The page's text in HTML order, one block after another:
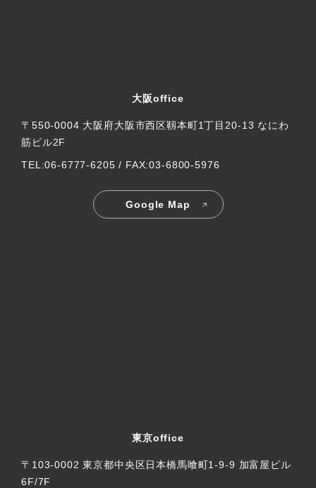
大阪office
〒550-0004 大阪府大阪市西区靱本町1丁目20-13 なにわ
筋ビル2F
TEL:06-6777-6205 / FAX:03-6800-5976
Google Map
東京office
〒103-0002 東京都中央区日本橋馬喰町1-9-9 加富屋ビル
6F/7F